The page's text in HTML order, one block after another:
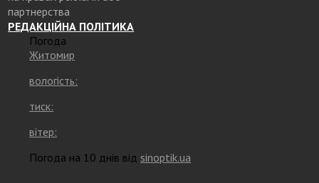
партнерства
РЕДАКЦІЙНА ПОЛІТИКА
Погода
Житомир
вологість:
тиск:
вітер:
Погода на 10 днів від sinoptik.ua